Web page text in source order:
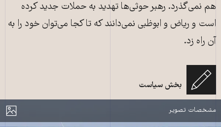
هم نمی‌گذرد. رهبر حوثی‌ها تهدید به حملات جدید کرده
است و ریاض و ابوظبی نمی‌دانند که تا کجا می‌توان خود را به
آن راه زد.
بخش سیاست
نمایش
مشخصات تصویر